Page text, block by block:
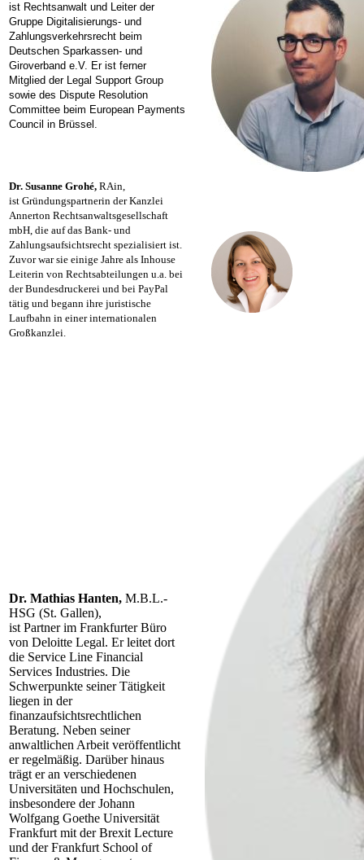
ist Rechtsanwalt und Leiter der
Gruppe Digitalisierungs- und
Zahlungsverkehrsrecht beim
Deutschen Sparkassen- und
Giroverband e.V. Er ist ferner
Mitglied der Legal Support Group
sowie des Dispute Resolution
Committee beim European Payments
Council in Brüssel.
Dr. Susanne Grohé, RAin,
ist Gründungspartnerin der Kanzlei
Annerton Rechtsanwaltsgesellschaft
mbH, die auf das Bank- und
Zahlungsaufsichtsrecht spezialisiert ist.
Zuvor war sie einige Jahre als Inhouse
Leiterin von Rechtsabteilungen u.a. bei
der Bundesdruckerei und bei PayPal
tätig und begann ihre juristische
Laufbahn in einer internationalen
Großkanzlei.
Dr. Mathias Hanten, M.B.L.-
HSG (St. Gallen),
ist Partner im Frankfurter Büro
von Deloitte Legal. Er leitet dort
die Service Line Financial
Services Industries. Die
Schwerpunkte seiner Tätigkeit
liegen in der
finanzaufsichtsrechtlichen
Beratung. Neben seiner
anwaltlichen Arbeit veröffentlicht
er regelmäßig. Darüber hinaus
trägt er an verschiedenen
Universitäten und Hochschulen,
insbesondere der Johann
Wolfgang Goethe Universität
Frankfurt mit der Brexit Lecture
und der Frankfurt School of